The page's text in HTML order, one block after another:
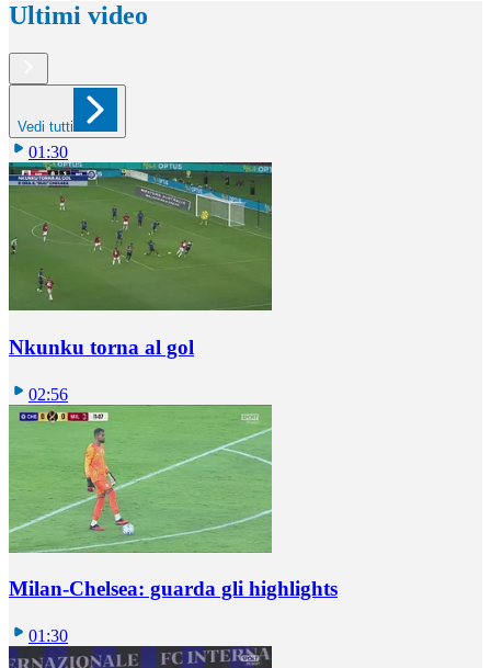
Ultimi video
Vedi tutti
01:30
Nkunku torna al gol
02:56
Milan-Chelsea: guarda gli highlights
01:30